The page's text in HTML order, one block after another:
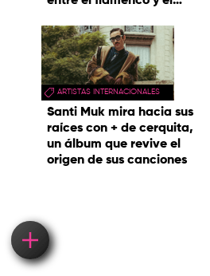
ARTISTAS INTERNACIONALES
Santi Muk mira hacia sus
raíces con + de cerquita,
un álbum que revive el
origen de sus canciones